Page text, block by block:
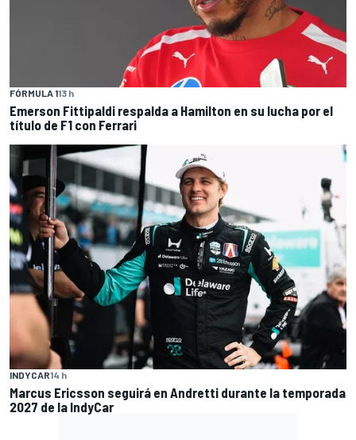
FÓRMULA 113 h
Emerson Fittipaldi respalda a Hamilton en su lucha por el
título de F1 con Ferrari
INDYCAR14 h
Marcus Ericsson seguirá en Andretti durante la temporada
2027 de la IndyCar